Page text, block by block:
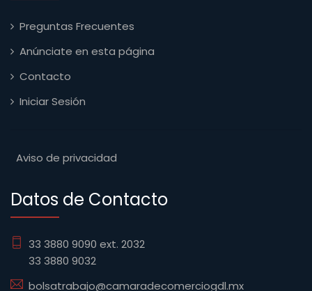
Preguntas Frecuentes
Anúnciate en esta página
Contacto
Iniciar Sesión
Aviso de privacidad
Datos de Contacto
33 3880 9090 ext. 2032
33 3880 9032
bolsatrabajo@camaradecomerciogdl.mx